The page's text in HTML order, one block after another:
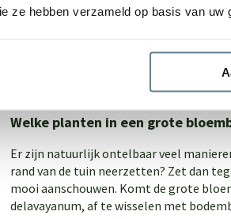
ze hebben verzameld op basis van uw
De grote bloembakken uit onze
maken als hoe je zelf wil. Het enige
bodem heeft. Perfect wanneer je dus
Welke planten in een grote
Er zijn natuurlijk ontelbaar veel
rand van de tuin neerzetten? Zet dan
mooi aanschouwen. Komt de grote
delavayanum, af te wisselen met